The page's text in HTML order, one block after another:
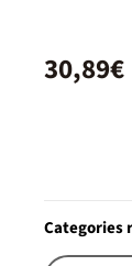
30,89€
Categories